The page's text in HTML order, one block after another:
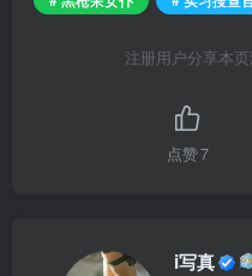
注册用户分享本
点赞7
i写真